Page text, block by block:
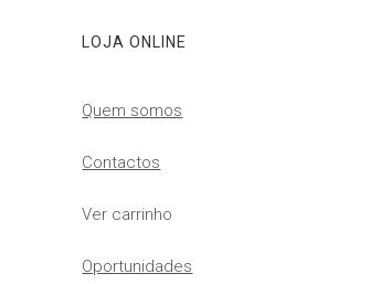
LOJA ONLINE
Quem somos
Contactos
Ver carrinho
Oportunidades